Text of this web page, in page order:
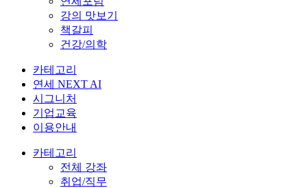
강의 맛보기
책갈피
건강/의학
카테고리
연세 NEXT AI
시그니처
기업교육
이용안내
카테고리
전체 강좌
취업/직무